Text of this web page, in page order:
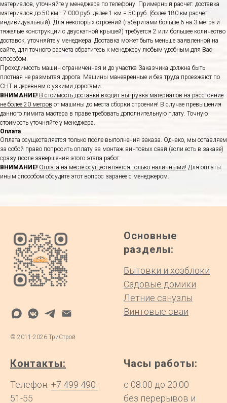
материалов, уточняйте у менеджера по телефону. Примерный расчет: доставка
материалов до 50 км - 7 000 руб. далее 1 км = 50 руб. (более 180 км расчет
индивидуальный). Для некоторых строений (габаритами больше 6 на 3 метра и
тяжелые конструкции с двускатной крышей) требуется 2 или большее количество
доставок, уточняйте у менеджера. Доставка может быть меньше заявленной на
сайте, для точного расчета обратитесь к менеджеру любым удобным для Вас
способом.
Проходимость машин ограниченная и до участка Заказчика должна быть
плотная не размытая дорога. Машины маневренные и без труда проезжают по
СНТ и деревням с узкими дорогами.
ВНИМАНИЕ! В стоимость доставки входит выгрузка материалов на расстояние
не более 20 метров от машины до места сборки строения! В случае превышения
данного лимита мастера в праве требовать дополнительную плату. Точную
стоимость уточняйте у менеджера.
Оплата
Оплата осуществляется только после выполнения заказа. Однако, мы оставляем
за собой право попросить оплату за монтаж винтовых свай (если есть в заказе)
сразу после завершения этого этапа работ.
ВНИМАНИЕ! Оплата на месте осуществляется только наличными! Для оплаты
иным способом обсудите этот вопрос заранее с менеджером.
© 2011-2026 ТриСтрой
Основные
разделы:
Бытовки и хозблоки
Садовые домики
Летние санузлы
Винтовые сваи
Контакты:
Телефон: +7 499 490-
51-55
Часы работы:
с 08:00 до 20:00
без перерывов и